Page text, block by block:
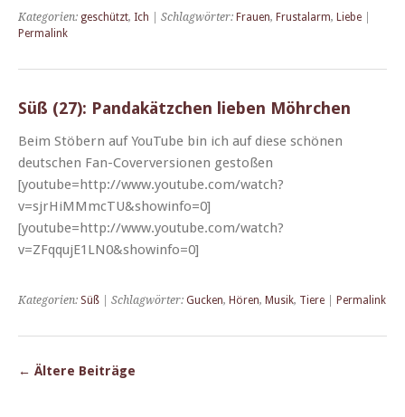
Kategorien: geschützt, Ich | Schlagwörter: Frauen, Frustalarm, Liebe
Permalink
Süß (27): Pandakätzchen lieben Möhrchen
Beim Stöbern auf YouTube bin ich auf diese schö­nen
deutschen Fan-Cov­­erver­­sio­­nen gestoßen
[youtube=http://www.youtube.com/watch?
v=sjrHiMMmcTU&showinfo=0]
[youtube=http://www.youtube.com/watch?
v=ZFqqujE1LN0&showinfo=0]
Kategorien: Süß | Schlagwörter: Gucken, Hören, Musik, Tiere Permalink
← Ältere Beiträge